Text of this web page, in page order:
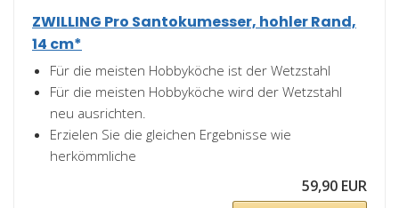
ZWILLING Pro Santokumesser, hohler Rand,
14 cm*
Für die meisten Hobbyköche ist der Wetzstahl
Für die meisten Hobbyköche wird der Wetzstahl
neu ausrichten.
Erzielen Sie die gleichen Ergebnisse wie
herkömmliche
59,90 EUR